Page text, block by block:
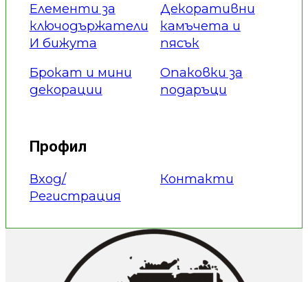
Елементи за
ключодържатели
И бижута
Брокат и мини
декорации
Декоративни
камъчета и
пясък
Опаковки за
подаръци
Профил
Вход/
Регистрация
Контакти